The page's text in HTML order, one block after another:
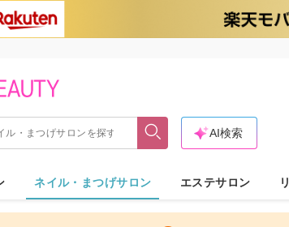
AI検索
ネイル・まつげサロン エステサロン